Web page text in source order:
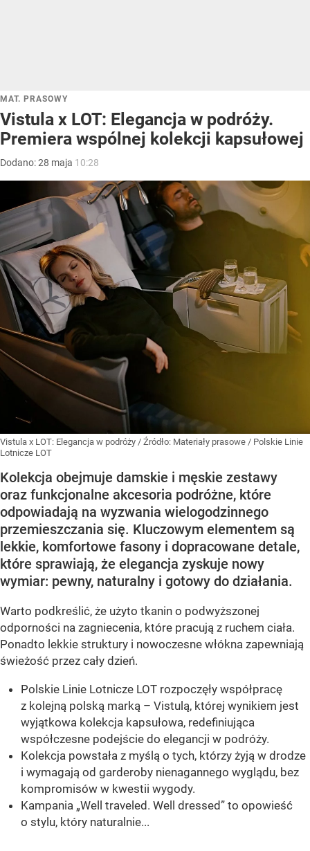
MAT. PRASOWY
Vistula x LOT: Elegancja w podróży.
Premiera wspólnej kolekcji kapsułowej
Dodano:28 maja 10:28
Vistula x LOT: Elegancja w podróży / Źródło: Materiały prasowe / Polskie Linie
Lotnicze LOT
Kolekcja obejmuje damskie i męskie zestawy
oraz funkcjonalne akcesoria podróżne, które
odpowiadają na wyzwania wielogodzinnego
przemieszczania się. Kluczowym elementem są
lekkie, komfortowe fasony i dopracowane detale,
które sprawiają, że elegancja zyskuje nowy
wymiar: pewny, naturalny i gotowy do działania.
Warto podkreślić, że użyto tkanin o podwyższonej
odporności na zagniecenia, które pracują z ruchem ciała.
Ponadto lekkie struktury i nowoczesne włókna zapewniają
świeżość przez cały dzień.
Polskie Linie Lotnicze LOT rozpoczęły współpracę
z kolejną polską marką – Vistulą, której wynikiem jest
wyjątkowa kolekcja kapsułowa, redefiniująca
współczesne podejście do elegancji w podróży.
Kolekcja powstała z myślą o tych, którzy żyją w drodze
i wymagają od garderoby nienagannego wyglądu, bez
kompromisów w kwestii wygody.
Kampania „Well traveled. Well dressed” to opowieść
o stylu, który naturalnie...